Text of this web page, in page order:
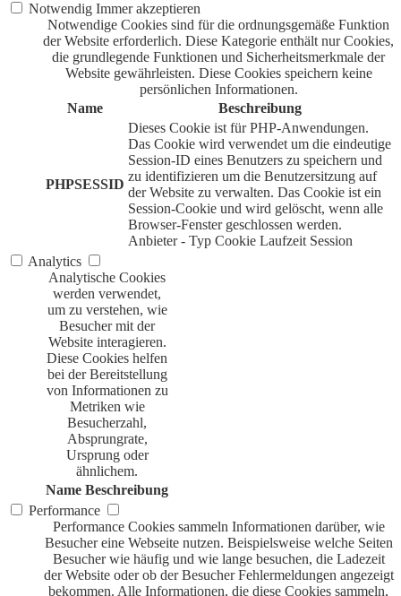
Notwendig Immer akzeptieren
Notwendige Cookies sind für die ordnungsgemäße Funktion
der Website erforderlich. Diese Kategorie enthält nur Cookies,
die grundlegende Funktionen und Sicherheitsmerkmale der
Website gewährleisten. Diese Cookies speichern keine
persönlichen Informationen.
Name
Beschreibung
PHPSESSID
Dieses Cookie ist für PHP-Anwendungen.
Das Cookie wird verwendet um die eindeutige
Session-ID eines Benutzers zu speichern und
zu identifizieren um die Benutzersitzung auf
der Website zu verwalten. Das Cookie ist ein
Session-Cookie und wird gelöscht, wenn alle
Browser-Fenster geschlossen werden.
Anbieter - Typ Cookie Laufzeit Session
Analytics
Analytische Cookies
werden verwendet,
um zu verstehen, wie
Besucher mit der
Website interagieren.
Diese Cookies helfen
bei der Bereitstellung
von Informationen zu
Metriken wie
Besucherzahl,
Absprungrate,
Ursprung oder
ähnlichem.
Name Beschreibung
Performance
Performance Cookies sammeln Informationen darüber, wie
Besucher eine Webseite nutzen. Beispielsweise welche Seiten
Besucher wie häufig und wie lange besuchen, die Ladezeit
der Website oder ob der Besucher Fehlermeldungen angezeigt
bekommen. Alle Informationen, die diese Cookies sammeln,